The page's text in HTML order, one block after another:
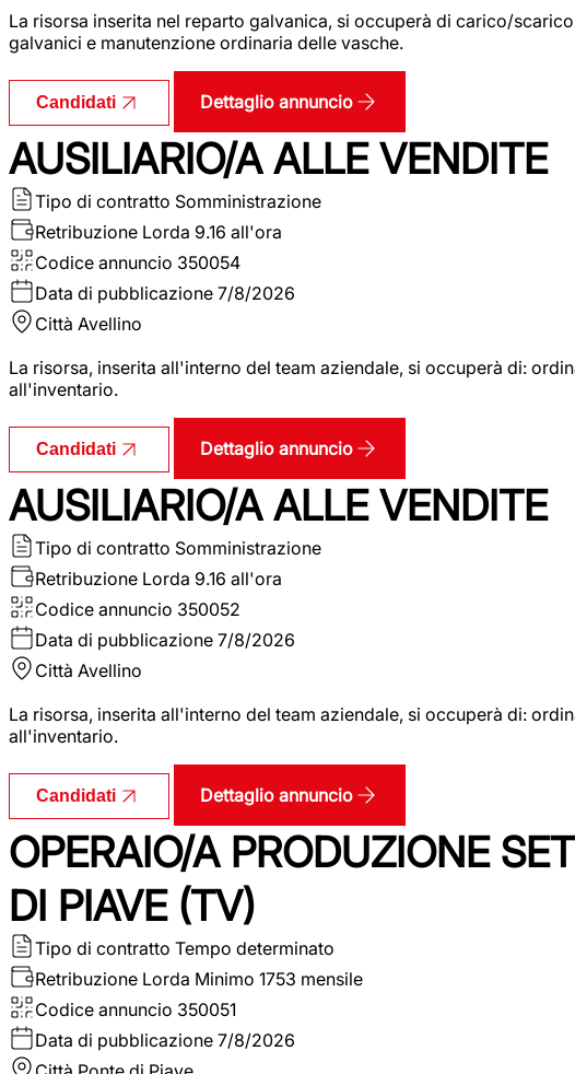
La risorsa inserita nel reparto galvanica, si occuperà di carico/
galvanici e manutenzione ordinaria delle vasche.
Candidati Dettaglio annuncio
AUSILIARIO/A ALLE VENDITE
Tipo di contratto Somministrazione
Retribuzione Lorda 9.16 all'ora
Codice annuncio 350054
Data di pubblicazione 7/8/2026
Città Avellino
La risorsa, inserita all'interno del team aziendale, si occuperà di:
all'inventario.
Candidati Dettaglio annuncio
AUSILIARIO/A ALLE VENDITE
Tipo di contratto Somministrazione
Retribuzione Lorda 9.16 all'ora
Codice annuncio 350052
Data di pubblicazione 7/8/2026
Città Avellino
La risorsa, inserita all'interno del team aziendale, si occuperà di:
all'inventario.
Candidati Dettaglio annuncio
OPERAIO/A PRODUZIONE
DI PIAVE (TV)
Tipo di contratto Tempo determinato
Retribuzione Lorda Minimo 1753 mensile
Codice annuncio 350051
Data di pubblicazione 7/8/2026